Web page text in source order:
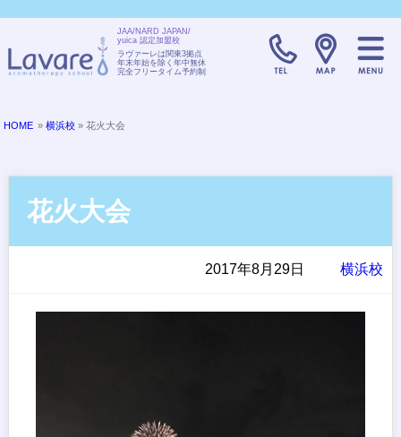
JAA/NARD JAPAN/
yuica 認定加盟校
ラヴァーレは関東3拠点
年末年始を除く年中無休
完全フリータイム予約制
TELL:0120-
HOME »横浜校 » 花火大会
花火大会
横浜校
2017年8月29日